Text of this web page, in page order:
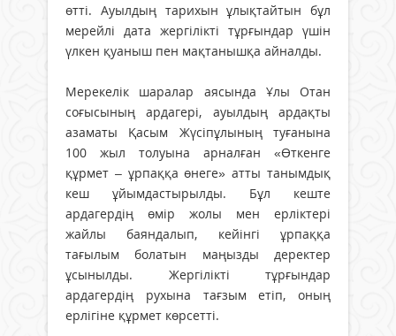
өтті. Ауылдың тарихын ұлықтайтын бұл
мерейлі дата жергілікті тұрғындар үшін
үлкен қуаныш пен мақтанышқа айналды.
Мерекелік шаралар аясында Ұлы Отан
соғысының ардагері, ауылдың ардақты
азаматы Қасым Жүсіпұлының туғанына
100 жыл толуына арналған «Өткенге
құрмет – ұрпаққа өнеге» атты танымдық
кеш ұйымдастырылды. Бұл кеште
ардагердің өмір жолы мен ерліктері
жайлы баяндалып, кейінгі ұрпаққа
тағылым болатын маңызды деректер
ұсынылды. Жергілікті тұрғындар
ардагердің рухына тағзым етіп, оның
ерлігіне құрмет көрсетті.